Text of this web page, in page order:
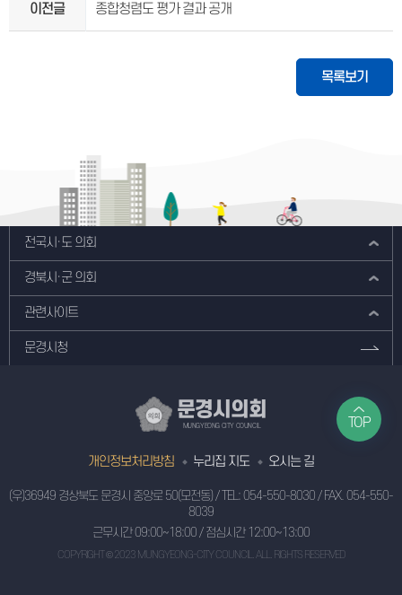
이전글 종합청렴도 평가 결과 공개
목록보기
전국시·도 의회
경북시·군 의회
관련사이트
문경시청
TOP
문경시의회
MUNGYEONG CITY COUNCIL
개인정보처리방침 누리집 지도 오시는 길
(우)36949 경상북도 문경시 중앙로 50(모전동) / TEL: 054-550-8030 / FAX. 054-550-
8039
근무시간 09:00~18:00 / 점심시간 12:00~13:00
COPYRIGHT © 2023 MUNGYEONG-CITY COUNCIL. ALL. RIGHTS RESERVED